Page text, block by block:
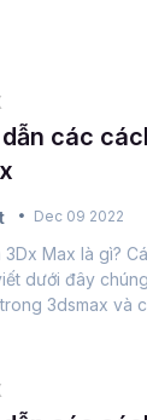
các
Dec 09 2022
3Dx Max là gì?
dưới đây
3dsmax và